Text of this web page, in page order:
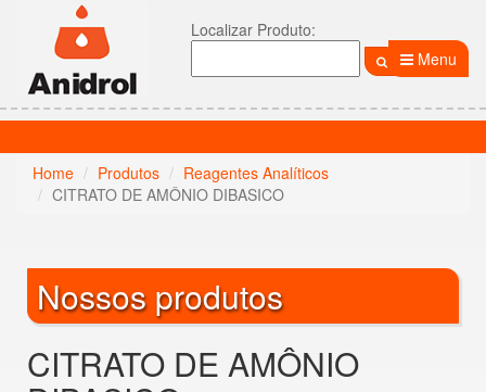
Localizar Produto:
Menu
Home Produtos
Reagentes Analíticos
CITRATO DE AMÔNIO DIBASICO
Nossos produtos
CITRATO DE AMÔNIO